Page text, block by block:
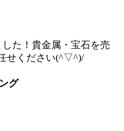
た！貴金属・宝石を売
せください(^▽^)/
グ